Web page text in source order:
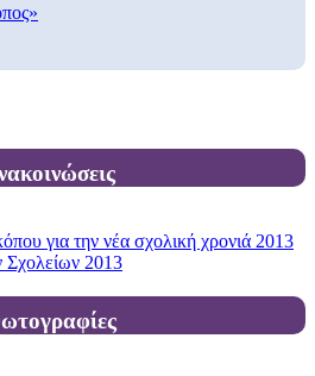
για την νέα σχολική χρονιά 2013
Σχολείων 2013